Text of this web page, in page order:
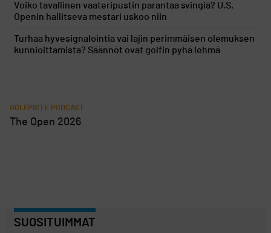
Voiko tavallinen vaateripustin parantaa svingiä? U.S.
Openin hallitseva mestari uskoo niin
Turhaa hyvesignalointia vai lajin perimmäisen olemuksen
kunnioittamista? Säännöt ovat golfin pyhä lehmä
GOLFPISTE PODCAST
The Open 2026
SUOSITUIMMAT